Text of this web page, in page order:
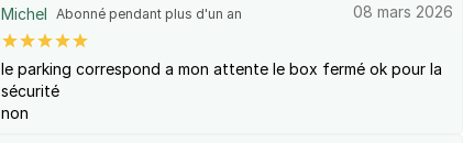
Michel Abonné pendant plus d'un an 08 mars 2026
le parking correspond a mon attente le box fermé ok pour la
sécurité
non